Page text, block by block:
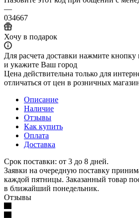
—
034667
Хочу в подарок
Для расчета доставки нажмите
и укажите Ваш город
Цена действительна только для
отличаться от цен в розничных
Описание
Наличие
Отзывы
Как купить
Оплата
Доставка
Срок поставки: от 3 до 8 дней.
Заявки на очередную поставку
каждой пятницы. Заказанный товар
в ближайший понедельник.
Отзывы